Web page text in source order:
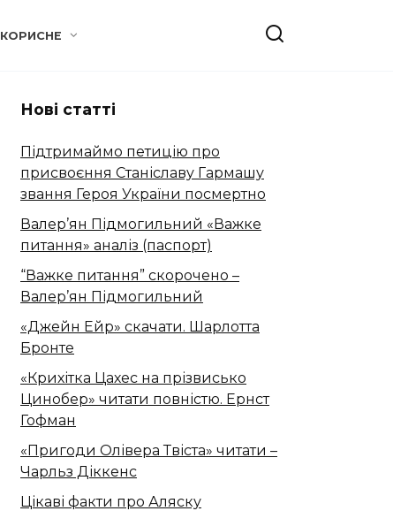
КОРИСНЕ
Нові статті
Підтримаймо петицію про
присвоєння Станіславу Гармашу
звання Героя України посмертно
Валер’ян Підмогильний «Важке
питання» аналіз (паспорт)
“Важке питання” скорочено –
Валер’ян Підмогильний
«Джейн Ейр» скачати. Шарлотта
Бронте
«Крихітка Цахес на прізвисько
Цинобер» читати повністю. Ернст
Гофман
«Пригоди Олівера Твіста» читати –
Чарльз Діккенс
Цікаві факти про Аляску